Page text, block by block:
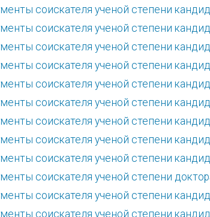
соискателя ученой степени
соискателя ученой степени
соискателя ученой степени
соискателя ученой степени
соискателя ученой степени
соискателя ученой степени
соискателя ученой степени
соискателя ученой степени
соискателя ученой степени
соискателя ученой степени
соискателя ученой степени
соискателя ученой степени